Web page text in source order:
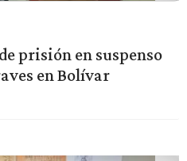
prisión en suspenso
en Bolívar